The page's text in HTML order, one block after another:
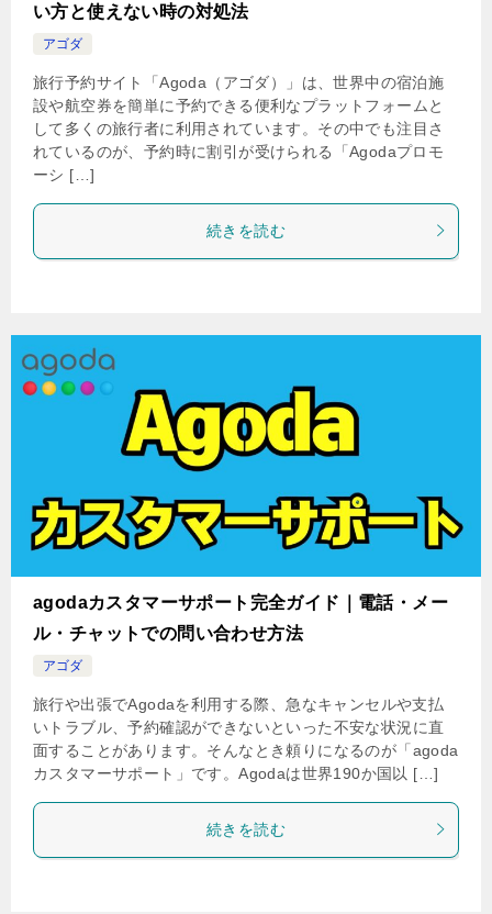
い方と使えない時の対処法
アゴダ
旅行予約サイト「Agoda（アゴダ）」は、世界中の宿泊施
設や航空券を簡単に予約できる便利なプラットフォームと
して多くの旅行者に利用されています。その中でも注目さ
れているのが、予約時に割引が受けられる「Agodaプロモ
ーシ […]
続きを読む
agodaカスタマーサポート完全ガイド｜電話・メー
ル・チャットでの問い合わせ方法
アゴダ
旅行や出張でAgodaを利用する際、急なキャンセルや支払
いトラブル、予約確認ができないといった不安な状況に直
面することがあります。そんなとき頼りになるのが「agoda
カスタマーサポート」です。Agodaは世界190か国以 […]
続きを読む